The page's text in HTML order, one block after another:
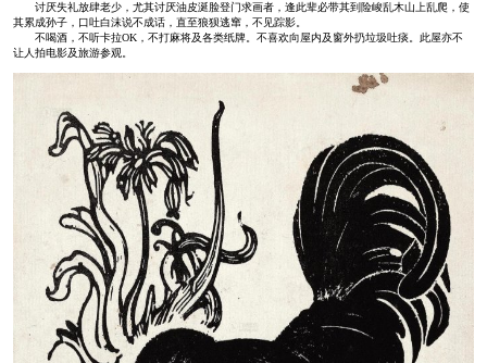
讨厌失礼放肆老少，尤其讨厌油皮涎脸登门求画者，逢此辈必带其到险峻乱木山上乱爬，使
其累成孙子，口吐白沫说不成话，直至狼狈逃窜，不见踪影。
不喝酒，不听卡拉OK，不打麻将及各类纸牌。不喜欢向屋内及窗外扔垃圾吐痰。此屋亦不
让人拍电影及旅游参观。